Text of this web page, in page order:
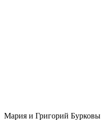
Мария и Григорий Бурковы